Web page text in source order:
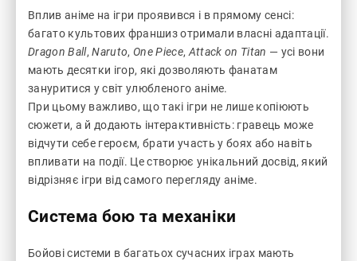
Вплив аніме на ігри проявився і в прямому сенсі:
багато культових франшиз отримали власні адаптації.
Dragon Ball,Naruto, One Piece, Attack on Titan — усі вони
мають десятки ігор, які дозволяють фанатам
зануритися у світ улюбленого аніме.
При цьому важливо, що такі ігри не лише копіюють
сюжети, а й додають інтерактивність: гравець може
відчути себе героєм, брати участь у боях або навіть
впливати на події. Це створює унікальний досвід, який
відрізняє ігри від самого перегляду аніме.
Система бою та механіки
Бойові системи в багатьох сучасних іграх мають